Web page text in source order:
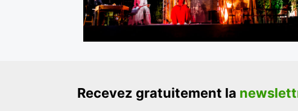
Recevez gratuitement la